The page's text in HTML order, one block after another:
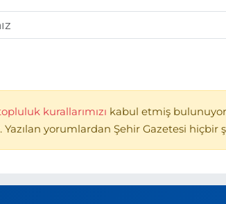
kurallarımızı kabul etmiş
Yazılan yorumlardan Şehir Gazetesi